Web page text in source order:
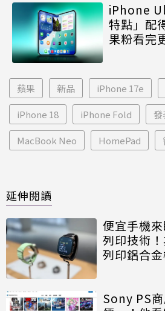
iPhone
特點」配
果粉看完
蘋果 新品 iPhone 17e
iPhone 18 iPhone Fold 發
MacBook Neo HomePad
延伸閱讀
便宜手機
列印技術
列印鋁合
Sony PS